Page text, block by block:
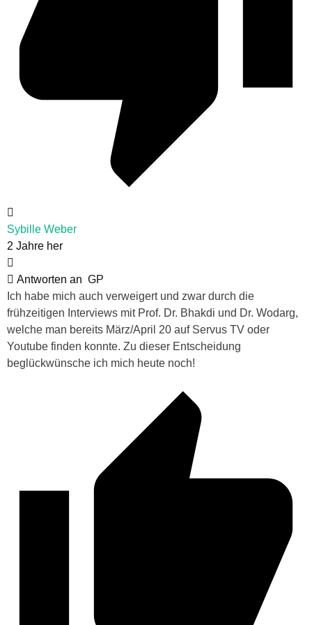
Sybille Weber
2 Jahre her
Antworten an GP
Ich habe mich auch verweigert und zwar durch die
frühzeitigen Interviews mit Prof. Dr. Bhakdi und Dr. Wodarg,
welche man bereits März/April 20 auf Servus TV oder
Youtube finden konnte. Zu dieser Entscheidung
beglückwünsche ich mich heute noch!